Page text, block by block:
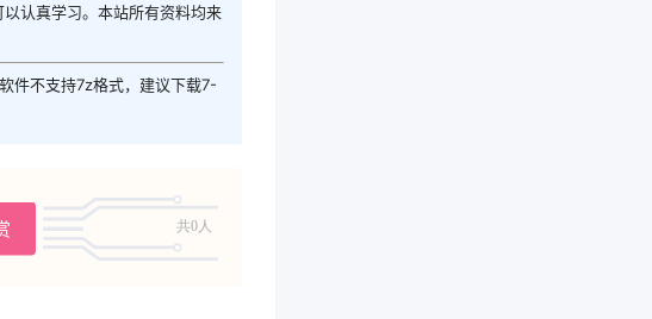
认真学习。本站所有资料均来
件不支持7z格式，建议下载7-
共0人